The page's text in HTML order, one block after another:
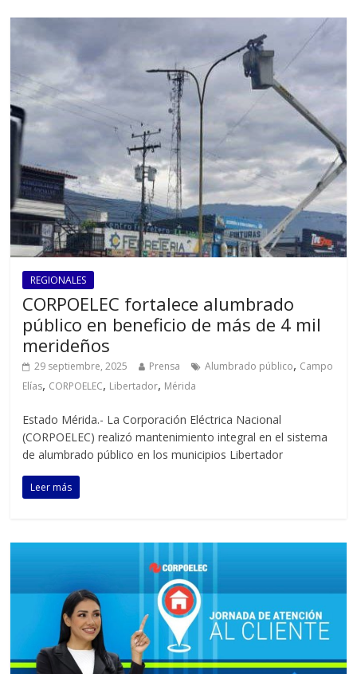
REGIONALES
CORPOELEC fortalece alumbrado
público en beneficio de más de 4 mil
merideños
29 septiembre, 2025 Prensa Alumbrado público, Campo
Elías, CORPOELEC, Libertador, Mérida
Estado Mérida.- La Corporación Eléctrica Nacional
(CORPOELEC) realizó mantenimiento integral en el sistema
de alumbrado público en los municipios Libertador
Leer más